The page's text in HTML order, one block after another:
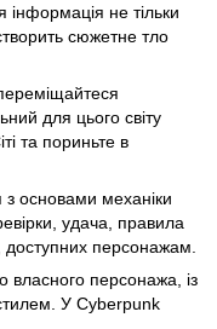
не тільки
сюжетне тло
для цього світу
та пориньте в
основами механіки
удача, правила
персонажам.
власного персонажа, із
У Cyberpunk